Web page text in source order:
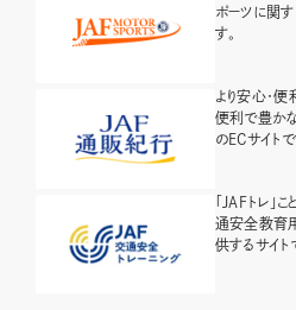
ポーツに関
す。
より安心・便
便利で豊か
のECサイトで
「JAFトレ」
通安全教育
供するサイト